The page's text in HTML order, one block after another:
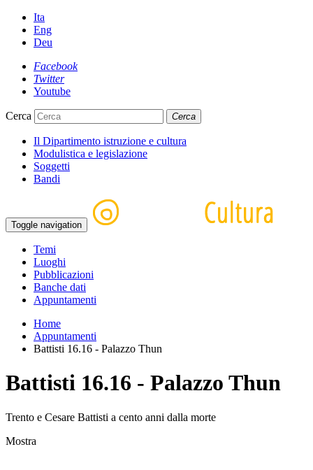
Ita
Eng
Deu
Facebook
Twitter
Youtube
Cerca Cerca
Il Dipartimento istruzione e cultura
Modulistica e legislazione
Soggetti
Bandi
Toggle navigation
Temi
Luoghi
Pubblicazioni
Banche dati
Appuntamenti
Home
Appuntamenti
Battisti 16.16 - Palazzo Thun
Battisti 16.16 - Palazzo Thun
Trento e Cesare Battisti a cento anni dalla morte
Mostra